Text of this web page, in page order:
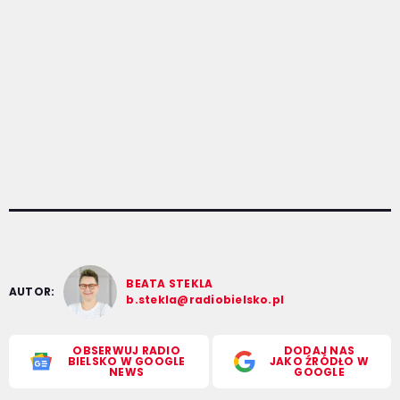
AUTOR:
BEATA STEKLA
b.stekla@radiobielsko.pl
OBSERWUJ RADIO
BIELSKO W GOOGLE
NEWS
DODAJ NAS
JAKO ŹRÓDŁO W
GOOGLE